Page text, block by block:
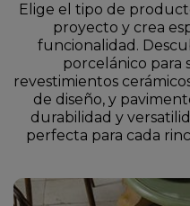
Elige el tipo de
proyecto y crea
funcionalidad.
porcelánico para
revestimientos
de diseño, y
durabilidad y
perfecta para cada